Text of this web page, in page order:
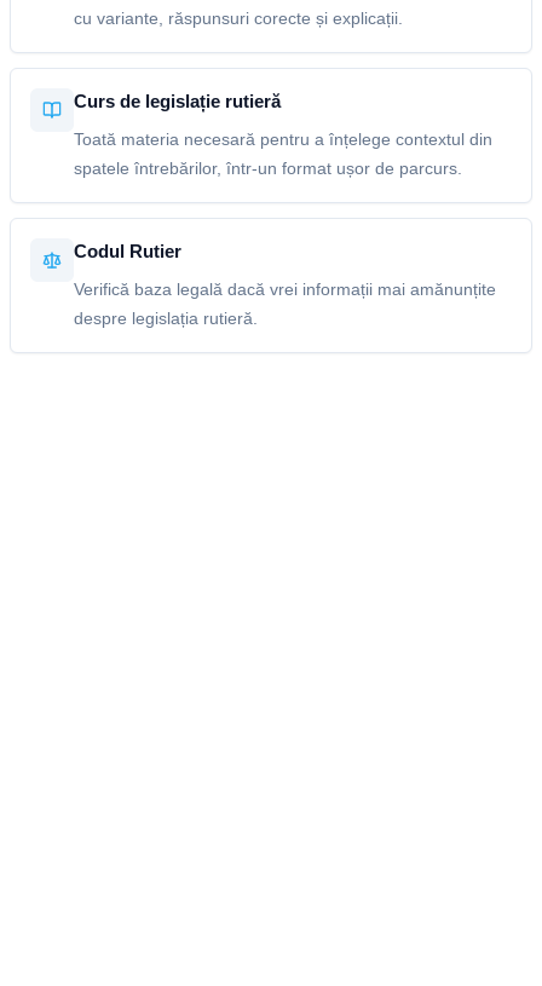
cu variante, răspunsuri corecte și explicații.
Curs de legislație rutieră
Toată materia necesară pentru a înțelege contextul din
spatele întrebărilor, într-un format ușor de parcurs.
Codul Rutier
Verifică baza legală dacă vrei informații mai amănunțite
despre legislația rutieră.